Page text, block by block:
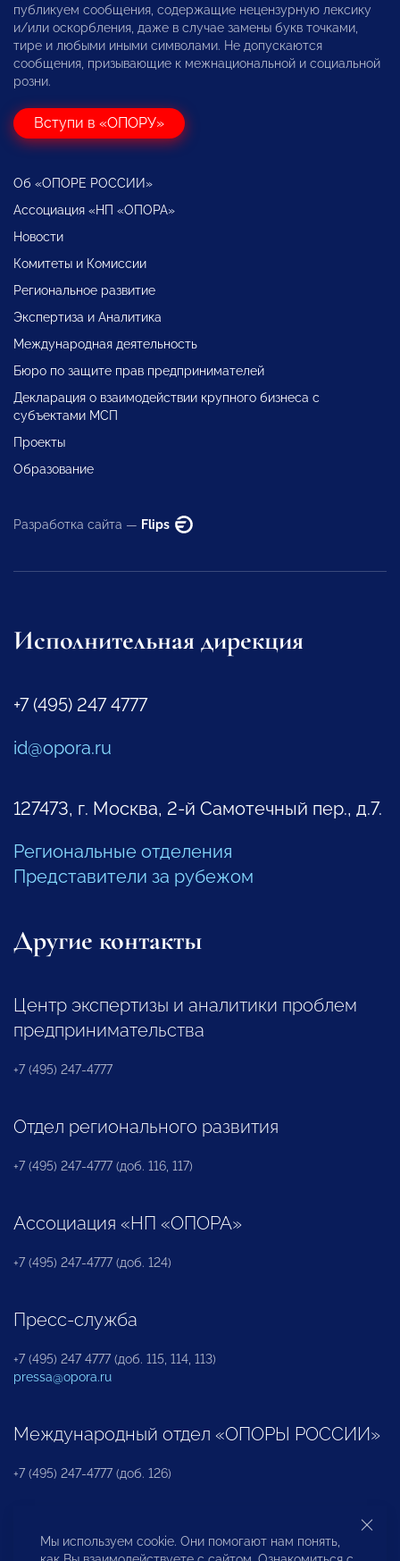
публикуем сообщения, содержащие нецензурную лексику
и/или оскорбления, даже в случае замены букв точками,
тире и любыми иными символами. Не допускаются
сообщения, призывающие к межнациональной и социальной
розни.
Вступи в «ОПОРУ»
Об «ОПОРЕ РОССИИ»
Ассоциация «НП «ОПОРА»
Новости
Комитеты и Комиссии
Региональное развитие
Экспертиза и Аналитика
Международная деятельность
Бюро по защите прав предпринимателей
Декларация о взаимодействии крупного бизнеса с
субъектами МСП
Проекты
Образование
Разработка сайта — Flips
Исполнительная дирекция
+7 (495) 247 4777
id@opora.ru
127473, г. Москва, 2-й Самотечный пер., д.7.
Региональные отделения
Представители за рубежом
Другие контакты
Центр экспертизы и аналитики проблем
предпринимательства
+7 (495) 247-4777
Отдел регионального развития
+7 (495) 247-4777 (доб. 116, 117)
Ассоциация «НП «ОПОРА»
+7 (495) 247-4777 (доб. 124)
Пресс-служба
+7 (495) 247 4777 (доб. 115, 114, 113)
pressa@opora.ru
Международный отдел «ОПОРЫ РОССИИ»
+7 (495) 247-4777 (доб. 126)
Бюро по защите прав предпринимателей и
инвесторов
Мы используем cookie. Они помогают нам понять,